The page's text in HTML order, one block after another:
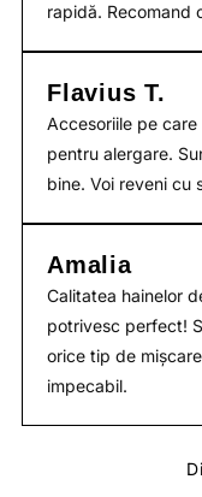
rapidă. Recomand
Flavius T.
Accesoriile pe
pentru alergare.
bine. Voi reveni cu
Amalia
Calitatea hainelor
potrivesc perfect!
orice tip de
impecabil.